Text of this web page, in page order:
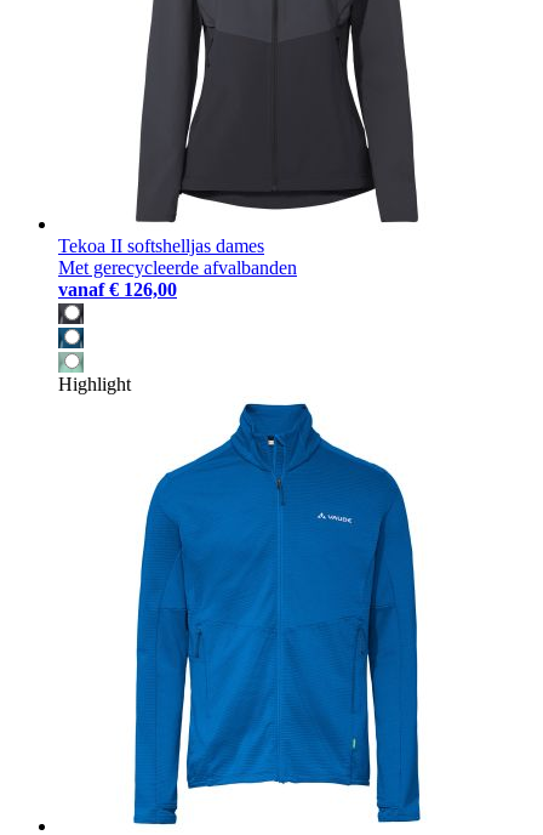
Tekoa II softshelljas dames
Met gerecycleerde afvalbanden
vanaf € 126,00
Highlight